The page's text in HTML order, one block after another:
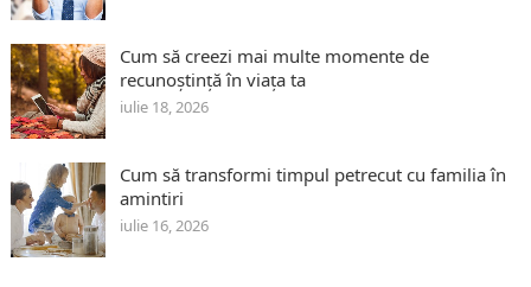
Cum să creezi mai multe momente de
recunoștință în viața ta
iulie 18, 2026
Cum să transformi timpul petrecut cu familia în
amintiri
iulie 16, 2026